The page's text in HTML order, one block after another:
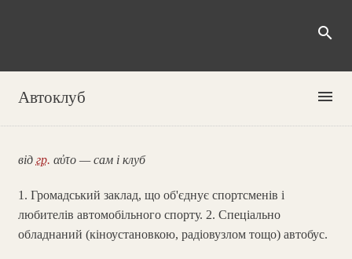
search
Автоклуб menu
від гр. αὐτο — сам і клуб
1. Громадський заклад, що об'єднує спортсменів і
любителів автомобільного спорту. 2. Спеціально
обладнаний (кіноустановкою, радіовузлом тощо) автобус.